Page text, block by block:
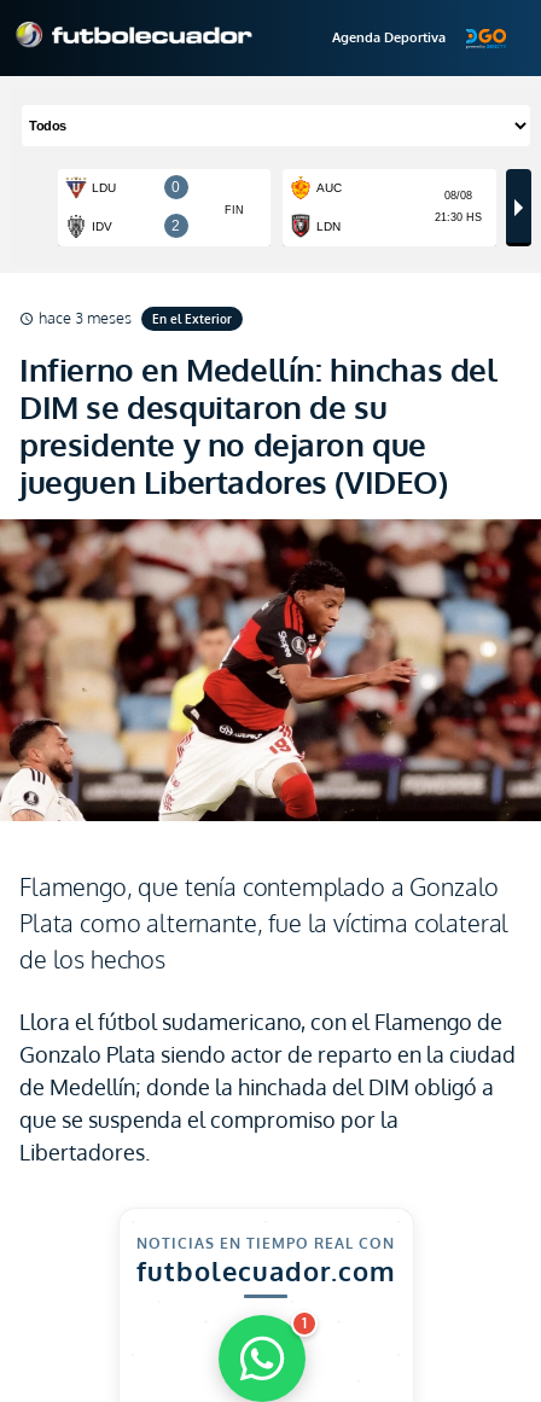
Agenda Deportiva
schedule hace 3 meses En el Exterior
Infierno en Medellín: hinchas del
DIM se desquitaron de su
presidente y no dejaron que
jueguen Libertadores (VIDEO)
Flamengo, que tenía contemplado a Gonzalo
Plata como alternante, fue la víctima colateral
de los hechos
Llora el fútbol sudamericano, con el Flamengo de
Gonzalo Plata siendo actor de reparto en la ciudad
de Medellín; donde la hinchada del DIM obligó a
que se suspenda el compromiso por la
Libertadores.
NOTICIAS EN TIEMPO REAL CON
futbolecuador.com
1